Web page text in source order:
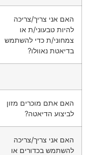
האם אני צריך/צריכה
להיות טבעוני/ת או
צמחוני/ת כדי להשתמש
בדיאטת נאוולו?
האם אתם מוכרים מזון
לביצוע הדיאטה?
האם אני צריך/צריכה
להשתמש בכדורים או